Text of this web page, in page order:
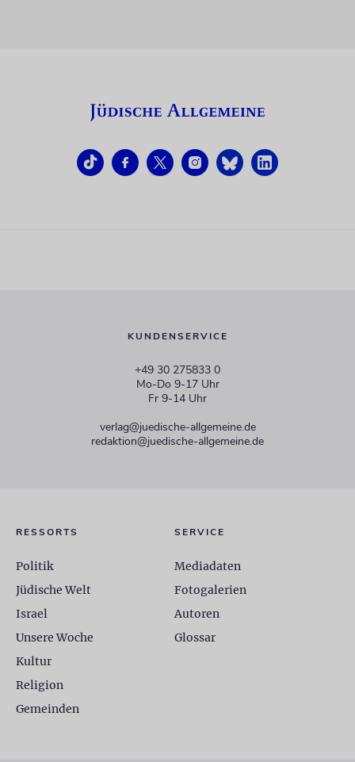
KUNDENSERVICE
+49 30 275833 0
Mo-Do 9-17 Uhr
Fr 9-14 Uhr
verlag@juedische-allgemeine.de
redaktion@juedische-allgemeine.de
RESSORTS
Politik
Jüdische Welt
Israel
Unsere Woche
Kultur
Religion
Gemeinden
SERVICE
Mediadaten
Fotogalerien
Autoren
Glossar